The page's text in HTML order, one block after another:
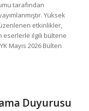
tarafından
Yüksek
etkinlikler,
eserlerle ilgili bültene
Mayıs 2026 Bülten
Duyurusu